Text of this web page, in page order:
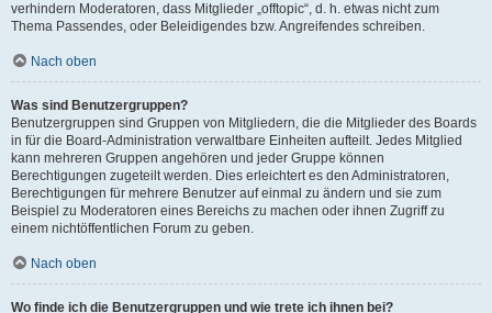
verhindern Moderatoren, dass Mitglieder „offtopic“, d. h. etwas nicht zum
Thema Passendes, oder Beleidigendes bzw. Angreifendes schreiben.
Nach oben
Was sind Benutzergruppen?
Benutzergruppen sind Gruppen von Mitgliedern, die die Mitglieder des Boards
in für die Board-Administration verwaltbare Einheiten aufteilt. Jedes Mitglied
kann mehreren Gruppen angehören und jeder Gruppe können
Berechtigungen zugeteilt werden. Dies erleichtert es den Administratoren,
Berechtigungen für mehrere Benutzer auf einmal zu ändern und sie zum
Beispiel zu Moderatoren eines Bereichs zu machen oder ihnen Zugriff zu
einem nichtöffentlichen Forum zu geben.
Nach oben
Wo finde ich die Benutzergruppen und wie trete ich ihnen bei?